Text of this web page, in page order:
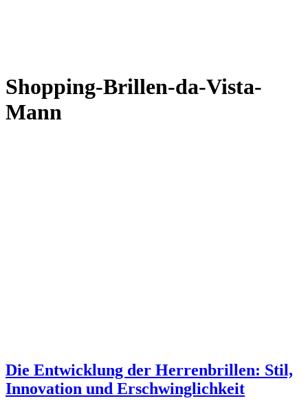
Shopping-Brillen-da-Vista-
Mann
Die Entwicklung der Herrenbrillen: Stil,
Innovation und Erschwinglichkeit